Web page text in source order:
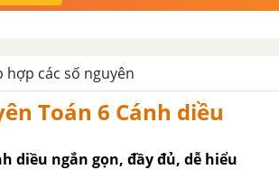
hợp các số nguyên
Toán 6 Cánh diều
diều ngắn gọn, đầy đủ, dễ hiểu